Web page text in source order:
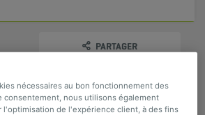
PARTAGER
nécessaires au bon fonctionnement des
consentement, nous utilisons également
l'optimisation de l'expérience client, à des fins